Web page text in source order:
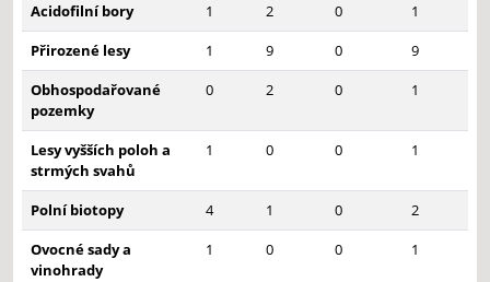
Acidofilní bory
1 2 0
1
Přirozené lesy
1 9 0
9
Obhospodařované
pozemky
0 2 0 1
Lesy vyšších poloh a
strmých svahů
1 0 0 1
Polní biotopy 4 1 0
2
Ovocné sady a
vinohrady
1 0 0 1